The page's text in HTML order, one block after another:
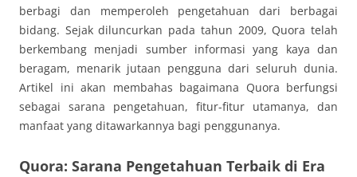
berbagi dan memperoleh pengetahuan dari berbagai
bidang. Sejak diluncurkan pada tahun 2009, Quora telah
berkembang menjadi sumber informasi yang kaya dan
beragam, menarik jutaan pengguna dari seluruh dunia.
Artikel ini akan membahas bagaimana Quora berfungsi
sebagai sarana pengetahuan, fitur-fitur utamanya, dan
manfaat yang ditawarkannya bagi penggunanya.
Quora: Sarana Pengetahuan Terbaik di Era